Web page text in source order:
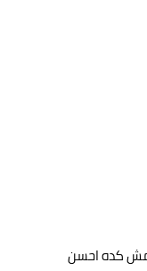
مش كده احسن